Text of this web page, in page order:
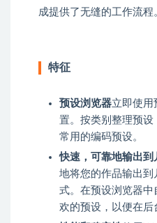
成提供了无缝的工作流程
特征
预设浏览器立即使用
置。按类别整理预
常用的编码预设。
快速，可靠地输出到
地将您的作品输出到
式。在预设浏览器
欢的预设，以便在后